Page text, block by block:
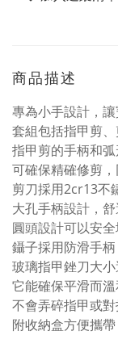
商品描述
專為小手設計，
套組包括指甲剪
指甲剪的手柄和
可確保精確修剪
剪刀採用2cr13不
大孔手柄設計，
圓頭設計可以安
鑷子採用防滑手
玻璃指甲銼刀大
它能確保平滑而溫
不會弄碎指甲或
附收納盒方便攜帶